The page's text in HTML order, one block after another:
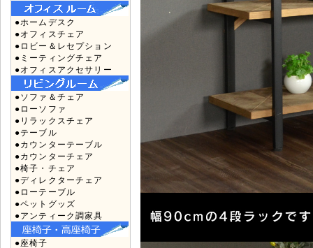
●ホームデスク
●オフィスチェア
●ロビー＆レセプション
●ミーティングチェア
●オフィスアクセサリー
●ソファ＆チェア
●ローソファ
●リラックスチェア
●テーブル
●カウンターテーブル
●カウンターチェア
●椅子・チェア
●ディレクターチェア
●ローテーブル
●ペットグッズ
●アンティーク調家具
●座椅子